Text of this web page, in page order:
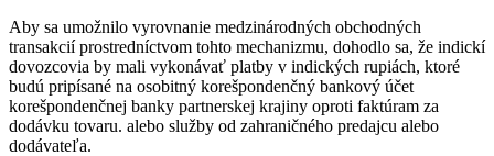
Aby sa umožnilo vyrovnanie medzinárodných obchodných
transakcií prostredníctvom tohto mechanizmu, dohodlo sa, že indickí
dovozcovia by mali vykonávať platby v indických rupiách, ktoré
budú pripísané na osobitný korešpondenčný bankový účet
korešpondenčnej banky partnerskej krajiny oproti faktúram za
dodávku tovaru. alebo služby od zahraničného predajcu alebo
dodávateľa.